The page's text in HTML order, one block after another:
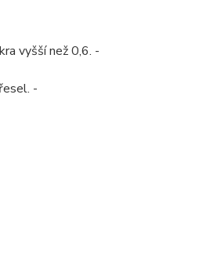
vyšší než 0,6. -
-